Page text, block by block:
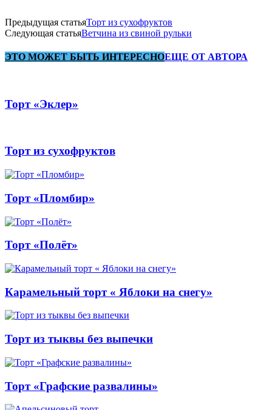
Предыдущая статьяТорт из сухофруктов
Следующая статьяВетчина из свиной рульки
ЭТО МОЖЕТ БЫТЬ ИНТЕРЕСНОЕЩЕ ОТ АВТОРА
Торт «Эклер»
Торт из сухофруктов
Торт «Пломбир»
Торт «Полёт»
Карамельный торт « Яблоки на снегу»
Торт из тыквы без выпечки
Торт «Графские развалины»